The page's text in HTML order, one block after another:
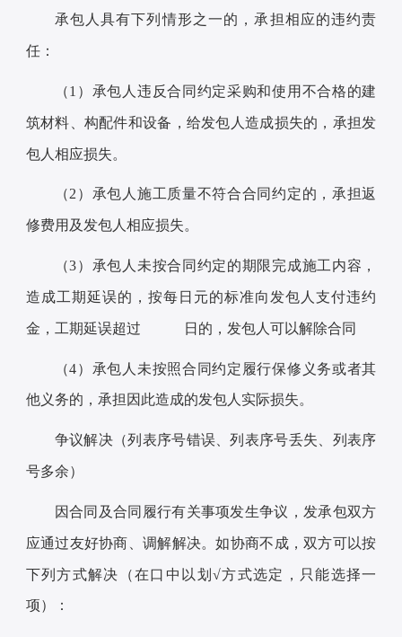
承包人具有下列情形之一的，承担相应的违约责
任：
（1）承包人违反合同约定采购和使用不合格的建
筑材料、构配件和设备，给发包人造成损失的，承担发
包人相应损失。
（2）承包人施工质量不符合合同约定的，承担返
修费用及发包人相应损失。
（3）承包人未按合同约定的期限完成施工内容，
造成工期延误的，按每日元的标准向发包人支付违约
金，工期延误超过 日的，发包人可以解除合同
（4）承包人未按照合同约定履行保修义务或者其
他义务的，承担因此造成的发包人实际损失。
争议解决（列表序号错误、列表序号丢失、列表序
号多余）
因合同及合同履行有关事项发生争议，发承包双方
应通过友好协商、调解解决。如协商不成，双方可以按
下列方式解决（在口中以划√方式选定，只能选择一
项）：